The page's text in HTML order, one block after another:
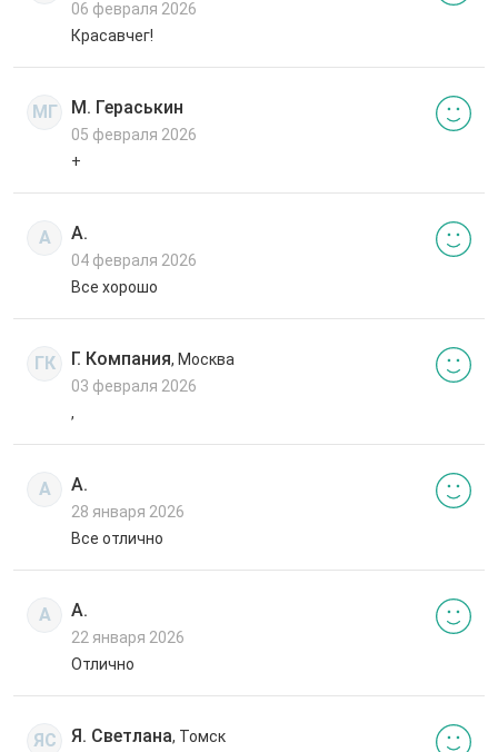
06 февраля 2026
Красавчег!
МГ М. Гераськин
05 февраля 2026
+
А А.
04 февраля 2026
Все хорошо
ГК Г. Компания, Москва
03 февраля 2026
,
А А.
28 января 2026
Все отлично
А А.
22 января 2026
Отлично
ЯС Я. Светлана, Томск